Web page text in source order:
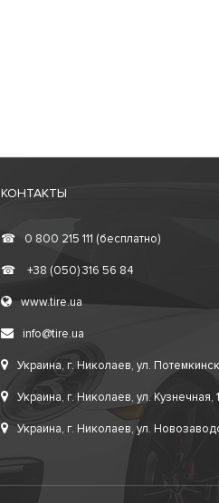
КОНТАКТЫ
☎ 0 800 215 111 (бесплатно)
☎ +38 (050) 316 56 84
www.tire.ua
info@tire.ua
Украина, г. Николаев, ул.
Украина, г. Николаев, ул. Кузнечная,
Украина, г. Николаев, ул.